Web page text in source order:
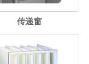
传递窗